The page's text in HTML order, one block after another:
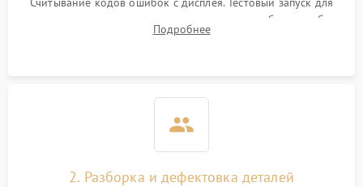
выявления посторонних шумов, протечек или сбоев в работе
электронного модуля управления.
Подробнее
2. Разборка и дефектовка деталей